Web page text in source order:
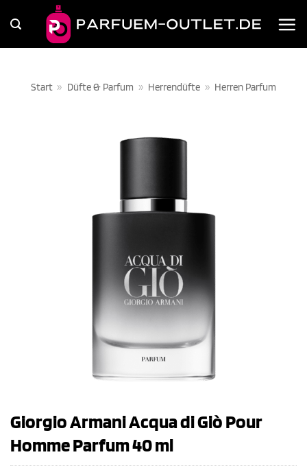
Inhalt
springen
Start » Düfte & Parfum » Herrendüfte » Herren Parfum
Giorgio Armani Acqua di Giò Pour
Homme Parfum 40 ml